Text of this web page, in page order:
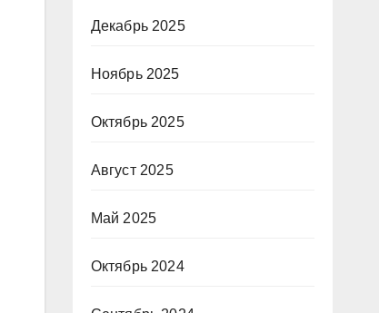
Декабрь 2025
Ноябрь 2025
Октябрь 2025
Август 2025
Май 2025
Октябрь 2024